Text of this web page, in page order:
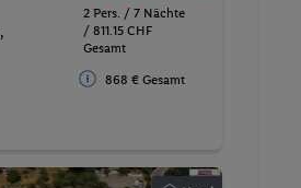
,
2 Pers. / 7 Nächte
/ 811.15 CHF
Gesamt
868 € Gesamt